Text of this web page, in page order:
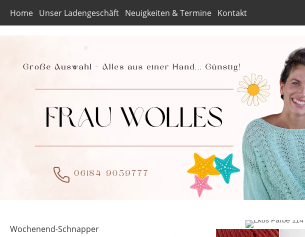
Home Unser Ladengeschäft Neuigkeiten & Termine Kontakt
Wochenend-Schnapper